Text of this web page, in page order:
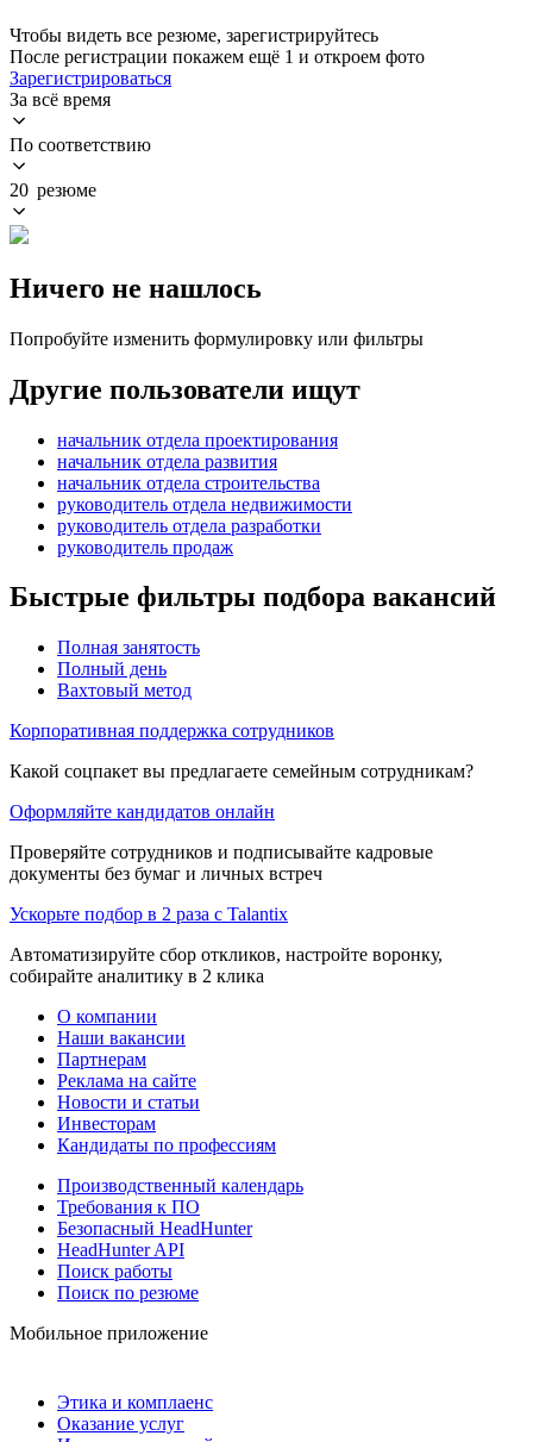
Чтобы видеть все резюме, зарегистрируйтесь
После регистрации покажем ещё 1 и откроем фото
Зарегистрироваться
За всё время
По соответствию
20 резюме
Ничего не нашлось
Попробуйте изменить формулировку или фильтры
Другие пользователи ищут
начальник отдела проектирования
начальник отдела развития
начальник отдела строительства
руководитель отдела недвижимости
руководитель отдела разработки
руководитель продаж
Быстрые фильтры подбора вакансий
Полная занятость
Полный день
Вахтовый метод
Корпоративная поддержка сотрудников
Какой соцпакет вы предлагаете семейным сотрудникам?
Оформляйте кандидатов онлайн
Проверяйте сотрудников и подписывайте кадровые
документы без бумаг и личных встреч
Ускорьте подбор в 2 раза с Talantix
Автоматизируйте сбор откликов, настройте воронку,
собирайте аналитику в 2 клика
О компании
Наши вакансии
Партнерам
Реклама на сайте
Новости и статьи
Инвесторам
Кандидаты по профессиям
Производственный календарь
Требования к ПО
Безопасный HeadHunter
HeadHunter API
Поиск работы
Поиск по резюме
Мобильное приложение
Этика и комплаенс
Оказание услуг